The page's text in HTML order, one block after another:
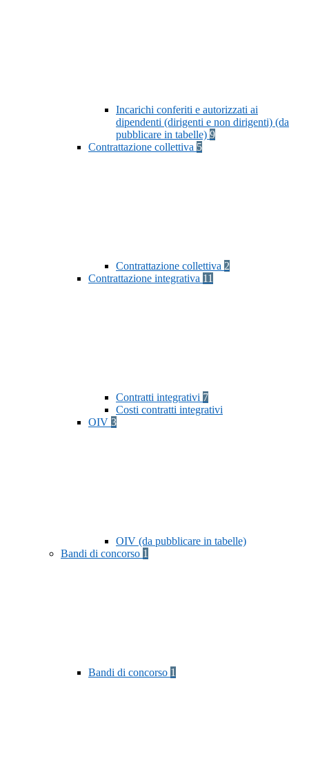
Incarichi conferiti e autorizzati ai
dipendenti (dirigenti e non dirigenti) (da
pubblicare in tabelle) 9
Contrattazione collettiva 5
Contrattazione collettiva 2
Contrattazione integrativa 11
Contratti integrativi 7
Costi contratti integrativi
OIV 3
OIV (da pubblicare in tabelle)
Bandi di concorso 1
Bandi di concorso 1